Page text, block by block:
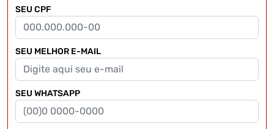
SEU CPF
SEU MELHOR E-MAIL
SEU WHATSAPP